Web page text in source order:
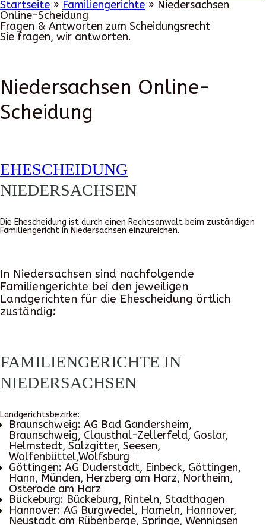
Startseite » Familiengerichte » Niedersachsen
Online-Scheidung
Fragen & Antworten zum Scheidungsrecht
Sie fragen, wir antworten.
Niedersachsen Online-
Scheidung
EHESCHEIDUNG
NIEDERSACHSEN
Die Ehescheidung ist durch einen Rechtsanwalt beim zuständigen
Familiengericht in Niedersachsen einzureichen.
In Niedersachsen sind nachfolgende
Familiengerichte bei den jeweiligen
Landgerichten für die Ehescheidung örtlich
zuständig:
FAMILIENGERICHTE IN
NIEDERSACHSEN
Landgerichtsbezirke:
Braunschweig: AG Bad Gandersheim,
Braunschweig, Clausthal-Zellerfeld, Goslar,
Helmstedt, Salzgitter, Seesen,
Wolfenbüttel,Wolfsburg
Göttingen: AG Duderstadt, Einbeck, Göttingen,
Hann, Münden, Herzberg am Harz, Northeim,
Osterode am Harz
Bückeburg: Bückeburg, Rinteln, Stadthagen
Hannover: AG Burgwedel, Hameln, Hannover,
Neustadt am Rübenberge, Springe, Wennigsen